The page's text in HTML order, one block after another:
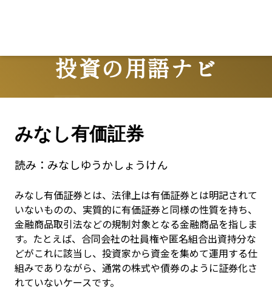
投資の用語ナビ
Terms
みなし有価証券
読み： みなしゆうかしょうけん
みなし有価証券とは、法律上は有価証券とは明記されて
いないものの、実質的に有価証券と同様の性質を持ち、
金融商品取引法などの規制対象となる金融商品を指しま
す。たとえば、合同会社の社員権や匿名組合出資持分な
どがこれに該当し、投資家から資金を集めて運用する仕
組みでありながら、通常の株式や債券のように証券化さ
れていないケースです。